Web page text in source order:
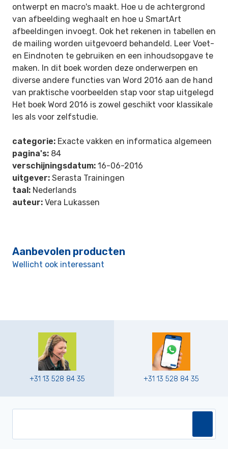
ontwerpt en macro's maakt. Hoe u de achtergrond
van afbeelding weghaalt en hoe u SmartArt
afbeeldingen invoegt. Ook het rekenen in tabellen en
de mailing worden uitgevoerd behandeld. Leer Voet-
en Eindnoten te gebruiken en een inhoudsopgave te
maken. In dit boek worden deze onderwerpen en
diverse andere functies van Word 2016 aan de hand
van praktische voorbeelden stap voor stap uitgelegd
Het boek Word 2016 is zowel geschikt voor klassikale
les als voor zelfstudie.
categorie: Exacte vakken en informatica algemeen
pagina's: 84
verschijningsdatum: 16-06-2016
uitgever: Serasta Trainingen
taal: Nederlands
auteur: Vera Lukassen
Aanbevolen producten
Wellicht ook interessant
+31 13 528 84 35 +31 13 528 84 35